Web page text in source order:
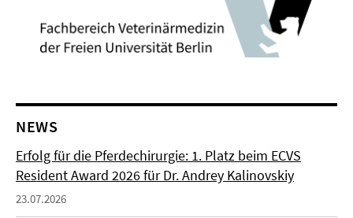
NEWS
Erfolg für die Pferdechirurgie: 1. Platz beim ECVS
Resident Award 2026 für Dr. Andrey Kalinovskiy
23.07.2026